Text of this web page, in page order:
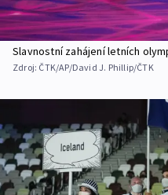
Slavnostní zahájení letních
Zdroj: ČTK/AP/David J. Phillip/ČTK